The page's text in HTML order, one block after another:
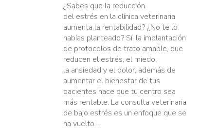
¿Sabes que la reducción
del estrés en la clínica veterinaria
aumenta la rentabilidad? ¿No te lo
habías planteado? Sí, la implantación
de protocolos de trato amable, que
reducen el estrés, el miedo,
la ansiedad y el dolor, además de
aumentar el bienestar de tus
pacientes hace que tu centro sea
más rentable. La consulta veterinaria
de bajo estrés es un enfoque que se
ha vuelto…